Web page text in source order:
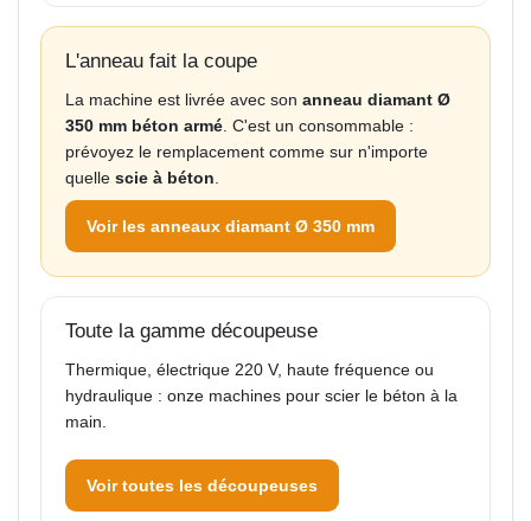
L'anneau fait la coupe
La machine est livrée avec son anneau diamant Ø
350 mm béton armé . C'est un consommable :
prévoyez le remplacement comme sur n'importe
quelle scie à béton
Voir les anneaux diamant Ø 350 mm
Toute la gamme découpeuse
Thermique, électrique 220 V, haute fréquence ou
hydraulique : onze machines pour scier le béton à la
main.
Voir toutes les découpeuses